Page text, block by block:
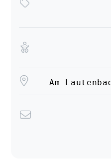
Am